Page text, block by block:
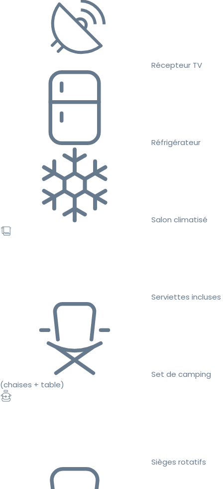
Récepteur TV
Réfrigérateur
Salon climatisé
Serviettes incluses
Set de camping
(chaises + table)
Sièges rotatifs